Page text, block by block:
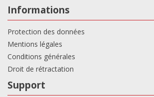
Informations
Protection des données
Mentions légales
Conditions générales
Droit de rétractation
Support